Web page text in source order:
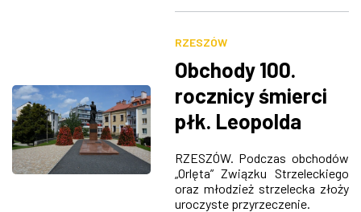
RZESZÓW
Obchody 100.
rocznicy śmierci
płk. Leopolda
Lisa-Kuli 5 i 7
marca w
Rzeszowie
RZESZÓW. Podczas obchodów
„Orlęta” Związku Strzeleckiego
oraz młodzież strzelecka złoży
uroczyste przyrzeczenie.